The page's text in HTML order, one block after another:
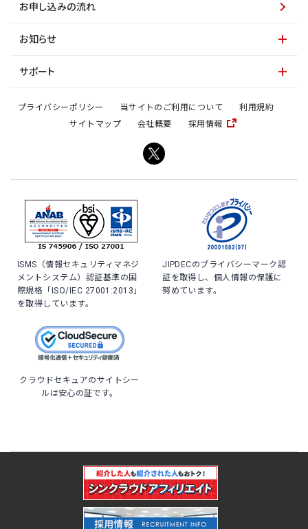
お申し込みの流れ
お知らせ
サポート
プライバシーポリシー 当サイトのご利用について
利用規約
サイトマップ
会社概要 採用情報
ISMS（情報セキュリティマネジ
メントシステム）認証基準の国
際規格「ISO/IEC 27001:2013」
を取得しています。
JIPDECのプライバシーマーク認
証を取得し、個人情報の保護に
努めています。
クラウドセキュアのサイトシー
ルは安心の証です。